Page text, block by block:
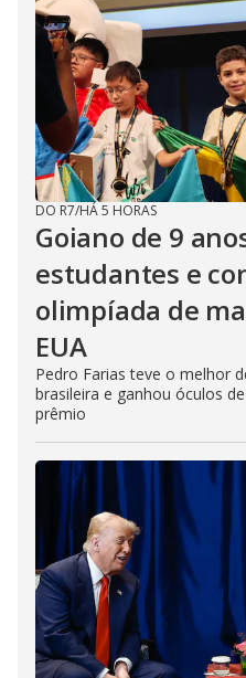
DO R7/HÁ 5 HORAS
Goiano de 9
estudantes e
olimpíada de
EUA
Pedro Farias teve o melhor
brasileira e ganhou óculos
prêmio